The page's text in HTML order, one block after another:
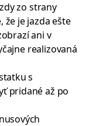
zo strany
je jazda ešte
ani v
realizovaná
s
pridané až po